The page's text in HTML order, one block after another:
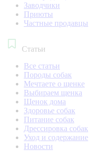
Заводчики
Приюты
Частные продавцы
Статьи
Все статьи
Породы собак
Мечтаете о щенке
Выбираем щенка
Щенок дома
Здоровье собак
Питание собак
Дрессировка собак
Уход и содержание
Новости